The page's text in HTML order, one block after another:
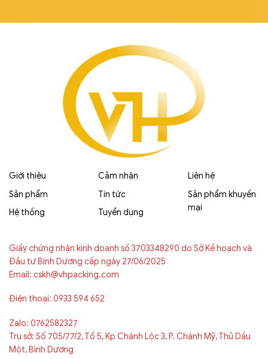
Giới thiệu
Sản phẩm
Hệ thống
Cảm nhận
Tin tức
Tuyển dụng
Liên hệ
Sản phẩm khuyến
mại
Giấy chứng nhận kinh doanh số 3703348290 do Sở Kế hoạch và
Đầu tư Bình Dương cấp ngày 27/06/2025
Email: cskh@vhpacking.com
Điện thoại: 0933 594 652
Zalo: 0762582327
Trụ sở: Số 705/77/2, Tổ 5, Kp Chánh Lộc 3, P. Chánh Mỹ, Thủ Dầu
Một, Bình Dương